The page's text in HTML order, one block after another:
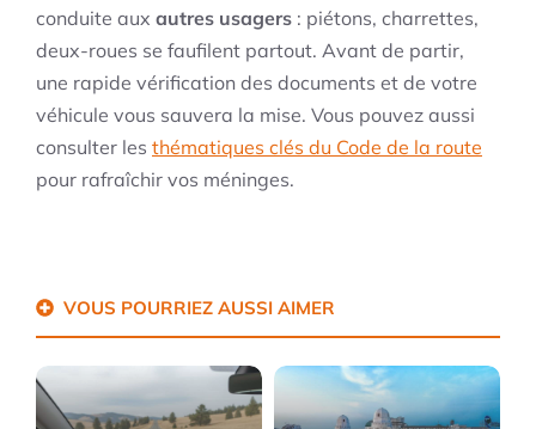
conduite aux autres usagers : piétons, charrettes,
deux-roues se faufilent partout. Avant de partir,
une rapide vérification des documents et de votre
véhicule vous sauvera la mise. Vous pouvez aussi
consulter les thématiques clés du Code de la route
pour rafraîchir vos méninges.
VOUS POURRIEZ AUSSI AIMER